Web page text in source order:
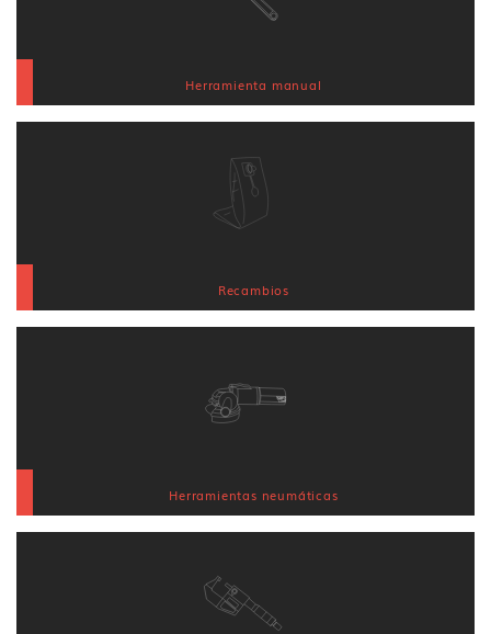
Herramienta manual
Recambios
Herramientas neumáticas